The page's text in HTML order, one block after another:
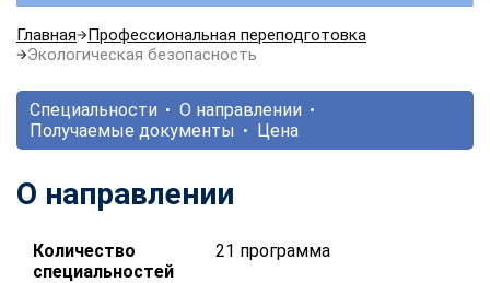
Главная
Профессиональная переподготовка
Экологическая безопасность
Специальности
О направлении
Получаемые документы
Цена
О направлении
Количество
специальностей
21 программа